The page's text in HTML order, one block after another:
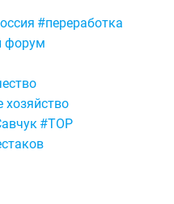
#переработка
форум
хозяйство
#ТОР